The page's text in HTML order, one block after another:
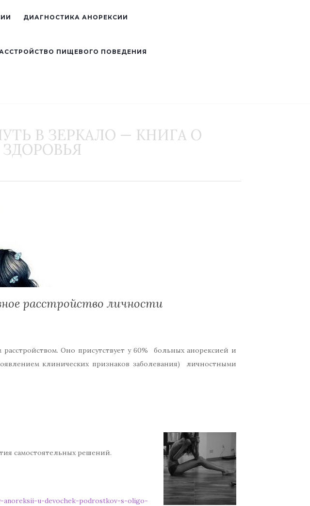
ДИАГНОСТИКА АНОРЕКСИИ
ПИЩЕВОГО ПОВЕДЕНИЯ
В ЗЕРКАЛО — КНИГА О
расстройство личности
Оно присутствует у 60% больных анорексией и
клинических признаков заболевания) личностными
самостоятельных решений.
u-devochek-podrostkov-s-oligo-